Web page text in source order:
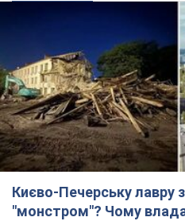
Києво-Печерську
"монстром"? Чому